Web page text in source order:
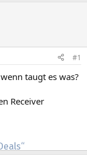
#1
taugt es was?
Receiver